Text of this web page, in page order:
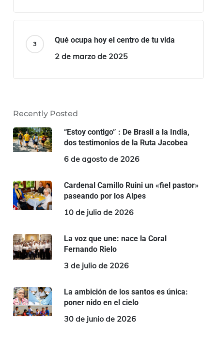
Qué ocupa hoy el centro de tu vida
2 de marzo de 2025
Recently Posted
“Estoy contigo” : De Brasil a la India,
dos testimonios de la Ruta Jacobea
6 de agosto de 2026
Cardenal Camillo Ruini un «fiel pastor»
paseando por los Alpes
10 de julio de 2026
La voz que une: nace la Coral
Fernando Rielo
3 de julio de 2026
La ambición de los santos es única:
poner nido en el cielo
30 de junio de 2026